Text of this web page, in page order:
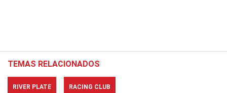
TEMAS RELACIONADOS
RIVER PLATE RACING CLUB